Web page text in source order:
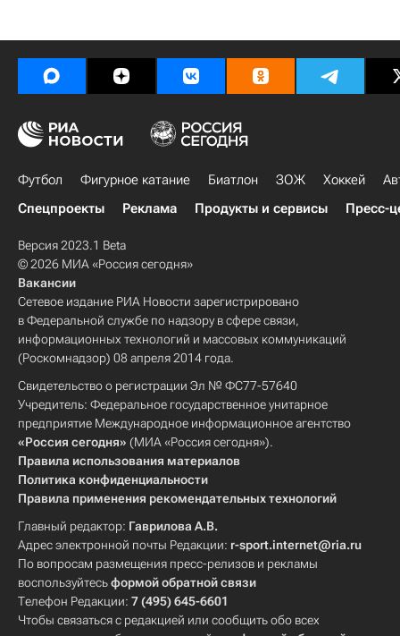
Футбол Фигурное катание Биатлон ЗОЖ Хоккей
Спецпроекты
Реклама Продукты и сервисы Пресс-
Версия 2023.1 Beta
© 2026 МИА «Россия сегодня»
Вакансии
Сетевое издание РИА Новости зарегистрировано
в Федеральной службе по надзору в сфере связи,
информационных технологий и массовых коммуникаций
(Роскомнадзор) 08 апреля 2014 года.
Свидетельство о регистрации Эл № ФС77-57640
Учредитель: Федеральное государственное унитарное
предприятие Международное информационное агентство
«Россия сегодня» (МИА «Россия сегодня»).
Правила использования материалов
Политика конфиденциальности
Правила применения рекомендательных технологий
Главный редактор: Гаврилова А.В.
Адрес электронной почты Редакции: r-sport.internet@ria.ru
По вопросам размещения пресс-релизов и рекламы
воспользуйтесьформой обратной связи
Телефон Редакции: 7 (495) 645-6601
Чтобы связаться с редакцией или сообщить обо всех